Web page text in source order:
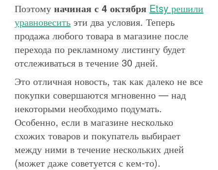
Поэтому начиная с 4 октября Etsy решили
уравновесить эти два условия. Теперь
продажа любого товара в магазине после
перехода по рекламному листингу будет
отслеживаться в течение 30 дней.
Это отличная новость, так как далеко не все
покупки совершаются мгновенно — над
некоторыми необходимо подумать.
Особенно, если в магазине несколько
схожих товаров и покупатель выбирает
между ними в течение нескольких дней
(может даже советуется с кем-то).